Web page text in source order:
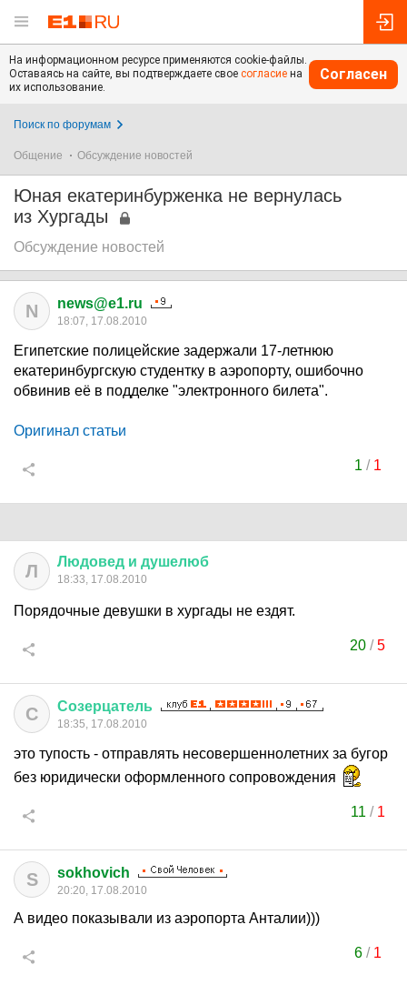
На информационном ресурсе применяются cookie-файлы.
Оставаясь на сайте, вы подтверждаете свое согласие на
их использование.
Согласен
Поиск по форумам
Общение Обсуждение новостей
Юная екатеринбурженка не вернулась
из Хургады
Обсуждение новостей
N news@e1.ru
18:07, 17.08.2010
Египетские полицейские задержали 17-летнюю
екатеринбургскую студентку в аэропорту, ошибочно
обвинив её в подделке "электронного билета".
Оригинал статьи
1 / 1
Л Людовед и душелюб
18:33, 17.08.2010
Порядочные девушки в хургады не ездят.
20 /5
С Созерцатель
18:35, 17.08.2010
это тупость - отправлять несовершеннолетних за бугор
без юридически оформленного сопровождения
11 / 1
S sokhovich
20:20, 17.08.2010
А видео показывали из аэропорта Анталии)))
6/ 1